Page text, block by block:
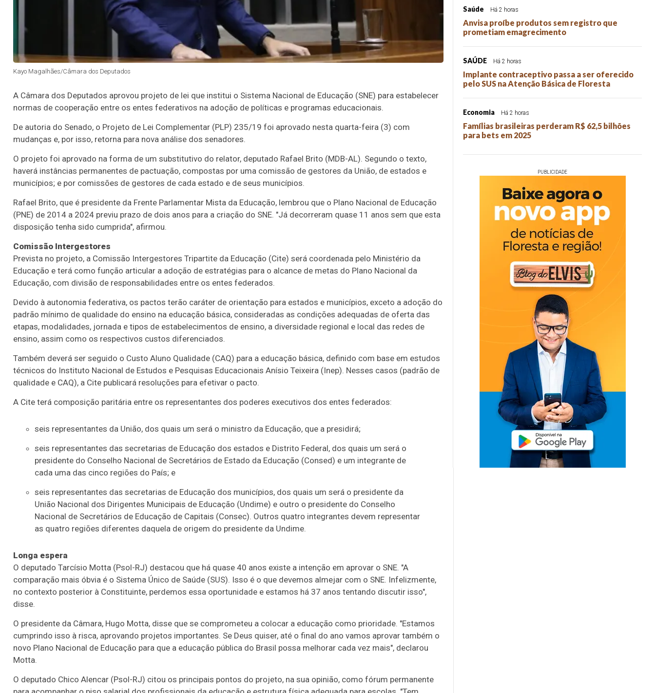
Kayo Magalhães/Câmara dos Deputados
A Câmara dos Deputados aprovou projeto de lei que institui o Sistema Nacional de Educação (SNE) para estabelecer
normas de cooperação entre os entes federativos na adoção de políticas e programas educacionais.
De autoria do Senado, o Projeto de Lei Complementar (PLP) 235/19 foi aprovado nesta quarta-feira (3) com
mudanças e, por isso, retorna para nova análise dos senadores.
O projeto foi aprovado na forma de um substitutivo do relator, deputado Rafael Brito (MDB-AL). Segundo o texto,
haverá instâncias permanentes de pactuação, compostas por uma comissão de gestores da União, de estados e
municípios; e por comissões de gestores de cada estado e de seus municípios.
Rafael Brito, que é presidente da Frente Parlamentar Mista da Educação, lembrou que o Plano Nacional de Educação
(PNE) de 2014 a 2024 previu prazo de dois anos para a criação do SNE. "Já decorreram quase 11 anos sem que esta
disposição tenha sido cumprida", afirmou.
Comissão Intergestores
Prevista no projeto, a Comissão Intergestores Tripartite da Educação (Cite) será coordenada pelo Ministério da
Educação e terá como função articular a adoção de estratégias para o alcance de metas do Plano Nacional da
Educação, com divisão de responsabilidades entre os entes federados.
Devido à autonomia federativa, os pactos terão caráter de orientação para estados e municípios, exceto a adoção do
padrão mínimo de qualidade do ensino na educação básica, consideradas as condições adequadas de oferta das
etapas, modalidades, jornada e tipos de estabelecimentos de ensino, a diversidade regional e local das redes de
ensino, assim como os respectivos custos diferenciados.
Também deverá ser seguido o Custo Aluno Qualidade (CAQ) para a educação básica, definido com base em estudos
técnicos do Instituto Nacional de Estudos e Pesquisas Educacionais Anísio Teixeira (Inep). Nesses casos (padrão de
qualidade e CAQ), a Cite publicará resoluções para efetivar o pacto.
A Cite terá composição paritária entre os representantes dos poderes executivos dos entes federados:
seis representantes da União, dos quais um será o ministro da Educação, que a presidirá;
seis representantes das secretarias de Educação dos estados e Distrito Federal, dos quais um será o
presidente do Conselho Nacional de Secretários de Estado da Educação (Consed) e um integrante de
cada uma das cinco regiões do País; e
seis representantes das secretarias de Educação dos municípios, dos quais um será o presidente da
União Nacional dos Dirigentes Municipais de Educação (Undime) e outro o presidente do Conselho
Nacional de Secretários de Educação de Capitais (Consec). Outros quatro integrantes devem representar
as quatro regiões diferentes daquela de origem do presidente da Undime.
Longa espera
O deputado Tarcísio Motta (Psol-RJ) destacou que há quase 40 anos existe a intenção em aprovar o SNE. "A
comparação mais óbvia é o Sistema Único de Saúde (SUS). Isso é o que devemos almejar com o SNE. Infelizmente,
no contexto posterior à Constituinte, perdemos essa oportunidade e estamos há 37 anos tentando discutir isso",
disse.
O presidente da Câmara, Hugo Motta, disse que se comprometeu a colocar a educação como prioridade. "Estamos
cumprindo isso à risca, aprovando projetos importantes. Se Deus quiser, até o final do ano vamos aprovar também o
novo Plano Nacional de Educação para que a educação pública do Brasil possa melhorar cada vez mais", declarou
Motta.
O deputado Chico Alencar (Psol-RJ) citou os principais pontos do projeto, na sua opinião, como fórum permanente
Saúde Há 2 horas
Anvisa proíbe produtos sem registro que
prometiam emagrecimento
SAÚDE Há 2 horas
Implante contraceptivo passa a ser oferecido
pelo SUS na Atenção Básica de Floresta
Economia Há 2 horas
Famílias brasileiras perderam R$ 62,5 bilhões
para bets em 2025
PUBLICIDADE